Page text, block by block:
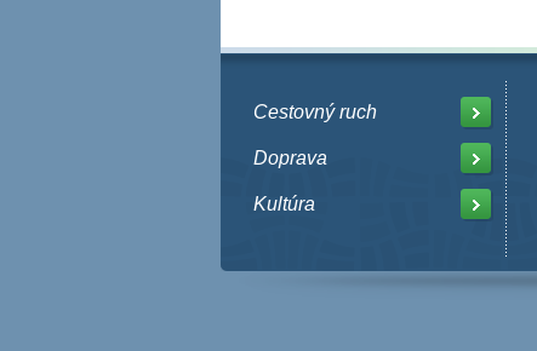
Cestovný ruch
Doprava
Kultúra